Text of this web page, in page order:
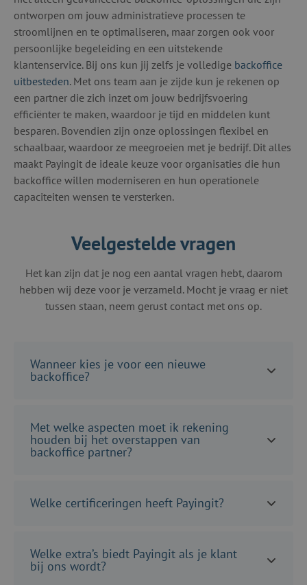
ontworpen om jouw administratieve processen te
stroomlijnen en te optimaliseren, maar zorgen ook voor
persoonlijke begeleiding en een uitstekende
klantenservice. Bij ons kun jij zelfs je volledige backoffice
uitbesteden. Met ons team aan je zijde kun je rekenen op
een partner die zich inzet om jouw bedrijfsvoering
efficiënter te maken, waardoor je tijd en middelen kunt
besparen. Bovendien zijn onze oplossingen flexibel en
schaalbaar, waardoor ze meegroeien met je bedrijf. Dit alles
maakt Payingit de ideale keuze voor organisaties die hun
backoffice willen moderniseren en hun operationele
capaciteiten wensen te versterken.
Veelgestelde vragen
Het kan zijn dat je nog een aantal vragen hebt, daarom
hebben wij deze voor je verzameld. Mocht je vraag er niet
tussen staan, neem gerust contact met ons op.
Wanneer kies je voor een nieuwe
backoffice?
Met welke aspecten moet ik rekening
houden bij het overstappen van
backoffice partner?
Welke certificeringen heeft Payingit?
Welke extra’s biedt Payingit als je klant
bij ons wordt?